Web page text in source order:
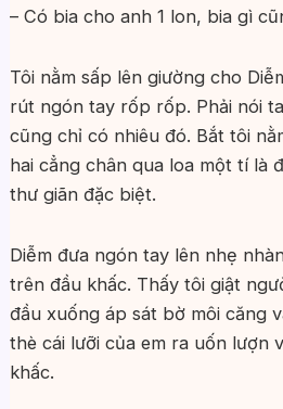
– Có bia cho anh 1 lon, bia gì
Tôi nằm sấp lên giường cho
rút ngón tay rốp rốp. Phải nói
cũng chỉ có nhiêu đó. Bắt tôi
hai cẳng chân qua loa một tí là
thư giãn đặc biệt.
Diễm đưa ngón tay lên nhẹ
trên đầu khấc. Thấy tôi giật
đầu xuống áp sát bờ môi căng
thè cái lưỡi của em ra uốn lượn
khấc.